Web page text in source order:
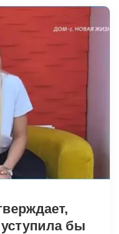
уступила бы